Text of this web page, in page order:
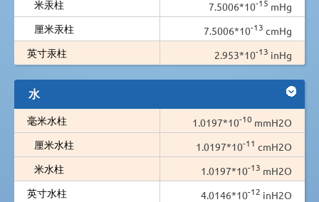
米汞柱
7.5006*10-15 mHg
厘米汞柱
7.5006*10-13 cmHg
英寸汞柱
2.953*10-13 inHg
水
毫米水柱 1.0197*10-10 mmH2O
厘米水柱
1.0197*10-11 cmH2O
米水柱
1.0197*10-13 mH2O
英寸水柱
4.0146*10-12 inH2O